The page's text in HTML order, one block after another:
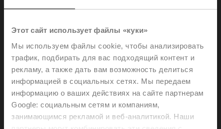
Этот сайт использует файлы «куки»
Мы используем файлы cookie, чтобы анализировать
трафик, подбирать для вас подходящий контент и
рекламу, а также дать вам возможность делиться
информацией в социальных сетях. Мы передаем
информацию о ваших действиях на сайте партнерам
Google: социальным сетям и компаниям,
занимающимся рекламой и веб-аналитикой. Наши
ZRV-302
Spacer ring for Siebe, stroke 50 mm